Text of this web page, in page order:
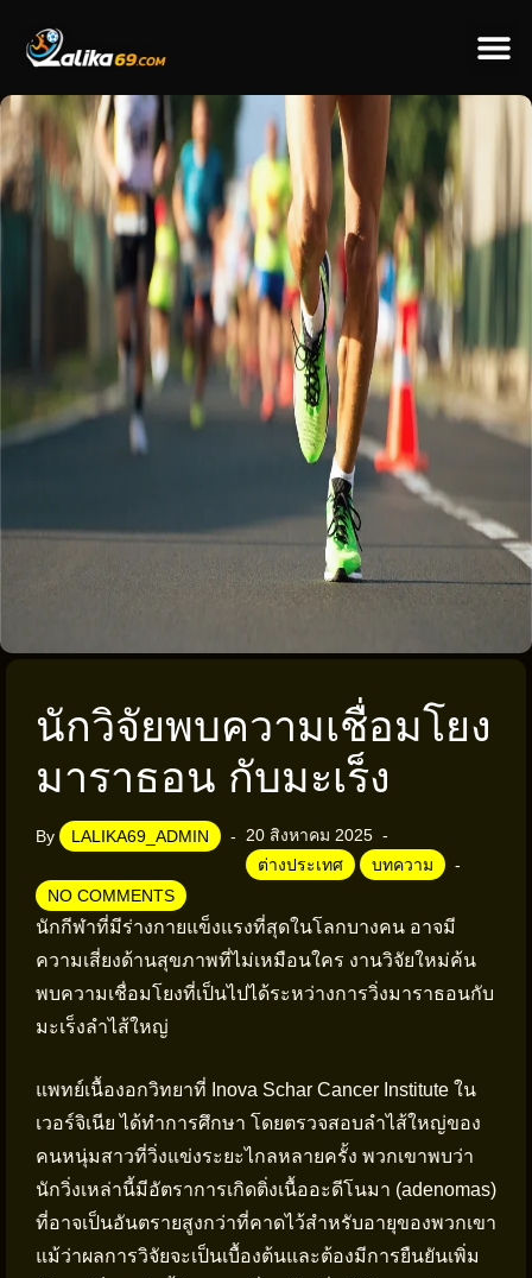
นักวิจัยพบความเชื่อมโยง
มาราธอน กับมะเร็ง
By LALIKA69_ADMIN
20 สิงหาคม 2025
ต่างประเทศ
บทความ
NO COMMENTS
นักกีฬาที่มีร่างกายแข็งแรงที่สุดในโลกบางคน อาจมี
ความเสี่ยงด้านสุขภาพที่ไม่เหมือนใคร งานวิจัยใหม่ค้น
พบความเชื่อมโยงที่เป็นไปได้ระหว่างการวิ่งมาราธอนกับ
มะเร็งลำไส้ใหญ่
แพทย์เนื้องอกวิทยาที่ Inova Schar Cancer Institute ใน
เวอร์จิเนีย ได้ทำการศึกษา โดยตรวจสอบลำไส้ใหญ่ของ
คนหนุ่มสาวที่วิ่งแข่งระยะไกลหลายครั้ง พวกเขาพบว่า
นักวิ่งเหล่านี้มีอัตราการเกิดติ่งเนื้ออะดีโนมา (adenomas)
ที่อาจเป็นอันตรายสูงกว่าที่คาดไว้สำหรับอายุของพวกเขา
แม้ว่าผลการวิจัยจะเป็นเบื้องต้นและต้องมีการยืนยันเพิ่ม